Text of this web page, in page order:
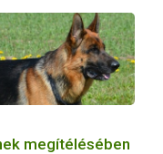
megítélésében